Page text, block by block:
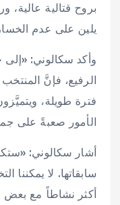
بروح قتالية عالية،
يلين على عدم
وأكد سكالوني: «إلى
الرفيع، فإنَّ
فترة طويلة،
الأمور صعبةً على
أشار سكالوني:
سابقاتها. لا
أكثر نشاطاً مع بعض